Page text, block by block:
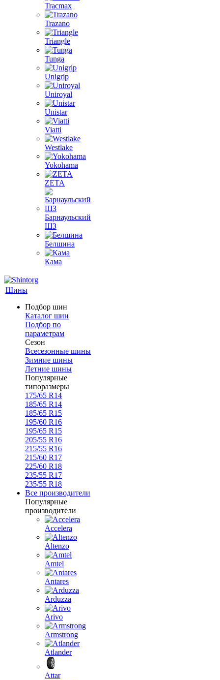
Tracmax
Trazano
Triangle
Tunga
Unigrip
Uniroyal
Unistar
Viatti
Westlake
Yokohama
ZETA
Барнаульский
ШЗ
Белшина
Кама
Шины
Подбор шин
Каталог шин
Подбор по
параметрам
Сезон
Всесезонные шины
Зимние шины
Летние шины
Популярные
типоразмеры
175/65 R14
185/65 R14
185/65 R15
195/60 R16
195/65 R15
205/55 R16
215/55 R16
215/60 R17
225/60 R18
235/55 R17
235/55 R18
Все производители
Популярные
производители
Accelera
Altenzo
Amtel
Antares
Arduzza
Arivo
Armstrong
Atlander
Attar